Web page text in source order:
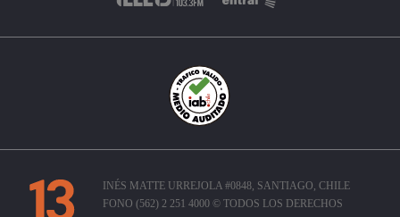
INÉS MATTE URREJOLA #0848, SANTIAGO, CHILE
FONO (562) 2 251 4000 © TODOS LOS DERECHOS